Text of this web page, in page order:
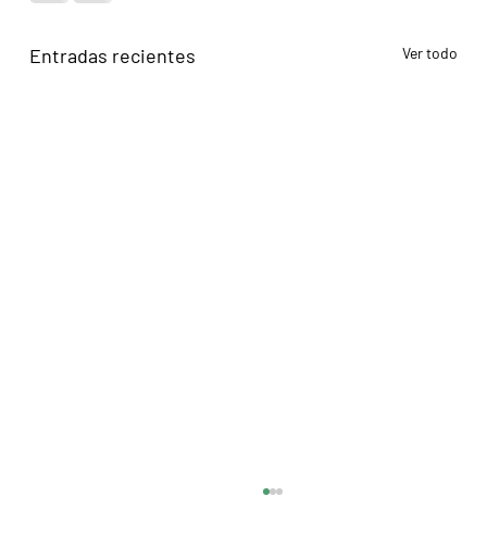
Entradas recientes Ver todo